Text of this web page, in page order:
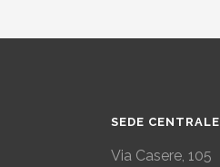
SEDE CENTRALE
Via Casere, 105